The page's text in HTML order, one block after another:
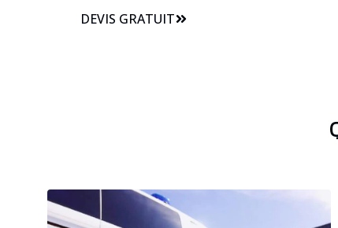
DEVIS GRATUIT